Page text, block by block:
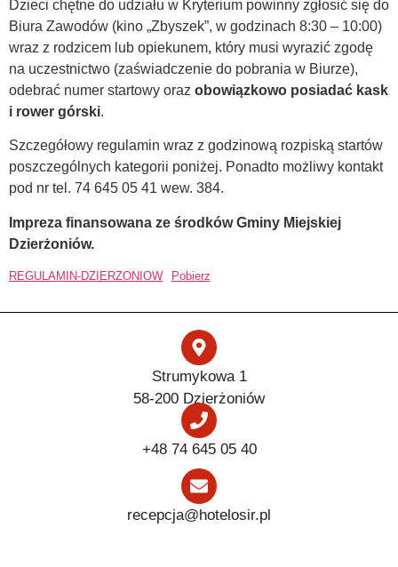
Dzieci chętne do udziału w Kryterium powinny zgłosić się do
Biura Zawodów (kino „Zbyszek”, w godzinach 8:30 – 10:00)
wraz z rodzicem lub opiekunem, który musi wyrazić zgodę
na uczestnictwo (zaświadczenie do pobrania w Biurze),
odebrać numer startowy oraz obowiązkowo posiadać kask
i rower górski.
Szczegółowy regulamin wraz z godzinową rozpiską startów
poszczególnych kategorii poniżej. Ponadto możliwy kontakt
pod nr tel. 74 645 05 41 wew. 384.
Impreza finansowana ze środków Gminy Miejskiej
Dzierżoniów.
REGULAMIN-DZIERZONIOW Pobierz
Strumykowa 1
58-200 Dzierżoniów
+48 74 645 05 40
recepcja@hotelosir.pl